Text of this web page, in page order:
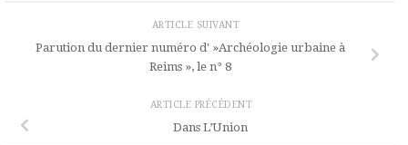
ARTICLE SUIVANT
Parution du dernier numéro d' »Archéologie urbaine à
Reims », le n° 8
ARTICLE PRÉCÉDENT
Dans L’Union